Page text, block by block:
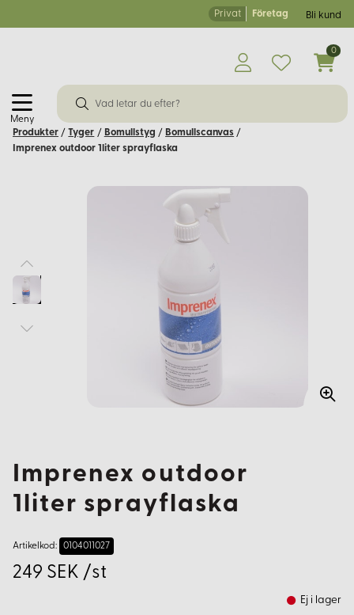
Privat Företag Bli kund
Meny
0
Produkter / Tyger / Bomullstyg / Bomullscanvas /
Imprenex outdoor 1liter sprayflaska
Imprenex outdoor
1liter sprayflaska
Artikelkod: 0104011027
249 SEK /st
Ej i lager